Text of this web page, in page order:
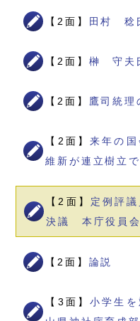
【2面】 田村 稔
【2面】 榊 守夫
【2面】 鷹司統
【2面】来年の
維新が連立樹立
【2面】 定例評
決議 本庁役員会
【2面】 論説
【3面】小学生